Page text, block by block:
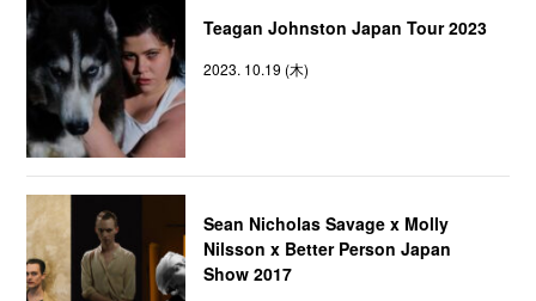
Teagan Johnston Japan Tour 2023
2023. 10.19 (木)
Sean Nicholas Savage x Molly
Nilsson x Better Person Japan
Show 2017